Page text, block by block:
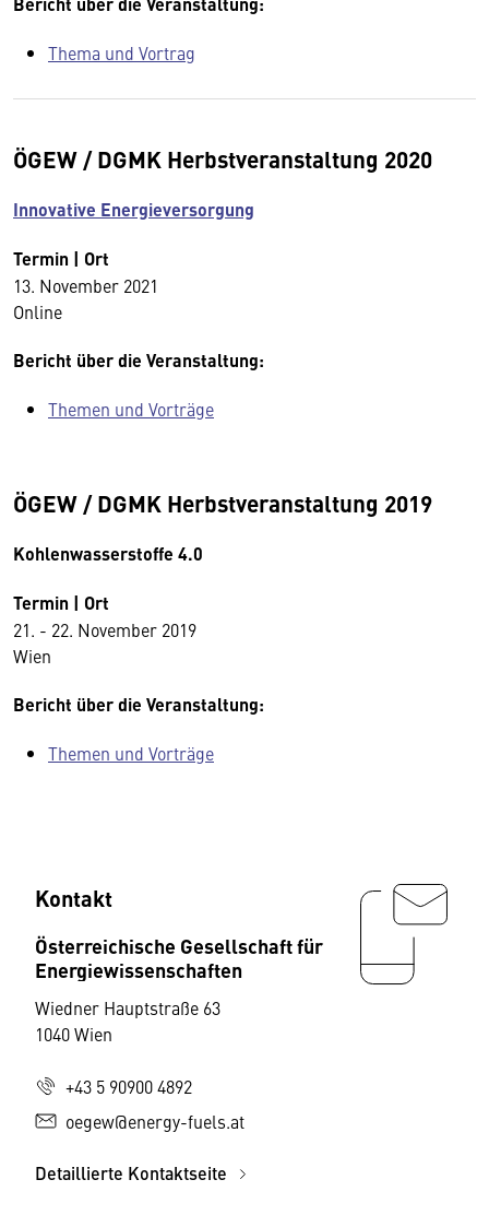
Thema und Vortrag
ÖGEW / DGMK Herbstveranstaltung 2020
Innovative Energieversorgung
Termin | Ort
13. November 2021
Online
Bericht über die Veranstaltung:
Themen und Vorträge
ÖGEW / DGMK Herbstveranstaltung 2019
Kohlenwasserstoffe 4.0
Termin | Ort
21. - 22. November 2019
Wien
Bericht über die Veranstaltung:
Themen und Vorträge
Kontakt
Österreichische Gesellschaft für
Energiewissenschaften
Wiedner Hauptstraße 63
1040 Wien
+43 5 90900 4892
oegew@energy-fuels.at
Detaillierte Kontaktseite